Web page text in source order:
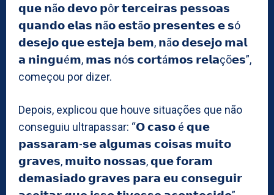
𝗾𝘂𝗲 𝗻ã𝗼 𝗱𝗲𝘃𝗼 𝗽ô𝗿 𝘁𝗲𝗿𝗰𝗲𝗶𝗿𝗮𝘀 𝗽𝗲𝘀𝘀𝗼𝗮𝘀
𝗾𝘂𝗮𝗻𝗱𝗼 𝗲𝗹𝗮𝘀 𝗻ã𝗼 𝗲𝘀𝘁ã𝗼 𝗽𝗿𝗲𝘀𝗲𝗻𝘁𝗲𝘀 𝗲 𝘀ó
𝗱𝗲𝘀𝗲𝗷𝗼 𝗾𝘂𝗲 𝗲𝘀𝘁𝗲𝗷𝗮 𝗯𝗲𝗺, 𝗻ã𝗼 𝗱𝗲𝘀𝗲𝗷𝗼 𝗺𝗮𝗹
𝗮 𝗻𝗶𝗻𝗴𝘂é𝗺, 𝗺𝗮𝘀 𝗻ó𝘀 𝗰𝗼𝗿𝘁á𝗺𝗼𝘀 𝗿𝗲𝗹𝗮çõ𝗲𝘀”,
começou por dizer.
Depois, explicou que houve situações que não
conseguiu ultrapassar: “𝗢 𝗰𝗮𝘀𝗼 é 𝗾𝘂𝗲
𝗽𝗮𝘀𝘀𝗮𝗿𝗮𝗺-𝘀𝗲 𝗮𝗹𝗴𝘂𝗺𝗮𝘀 𝗰𝗼𝗶𝘀𝗮𝘀 𝗺𝘂𝗶𝘁𝗼
𝗴𝗿𝗮𝘃𝗲𝘀, 𝗺𝘂𝗶𝘁𝗼 𝗻𝗼𝘀𝘀𝗮𝘀, 𝗾𝘂𝗲 𝗳𝗼𝗿𝗮𝗺
𝗱𝗲𝗺𝗮𝘀𝗶𝗮𝗱𝗼 𝗴𝗿𝗮𝘃𝗲𝘀 𝗽𝗮𝗿𝗮 𝗲𝘂 𝗰𝗼𝗻𝘀𝗲𝗴𝘂𝗶𝗿